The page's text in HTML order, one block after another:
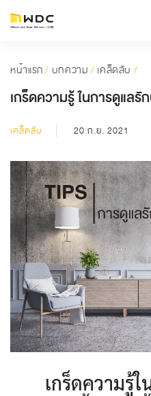
หน้าแรก/ บทความ / เคล็ดลับ /
เกร็ดความรู้ ในการดูแลรั
เคล็ดลับ 20 ก.ย. 2021
เกร็ดความรู้